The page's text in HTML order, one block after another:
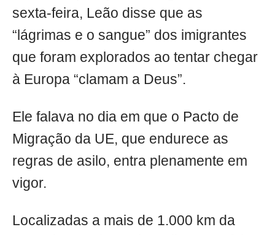
sexta-feira, Leão disse que as
“lágrimas e o sangue” dos imigrantes
que foram explorados ao tentar chegar
à Europa “clamam a Deus”.
Ele falava no dia em que o Pacto de
Migração da UE, que endurece as
regras de asilo, entra plenamente em
vigor.
Localizadas a mais de 1.000 km da